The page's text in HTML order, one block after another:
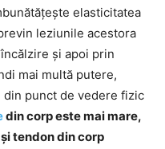
elasticitatea
leziunile acestora
și apoi prin
mai multă putere,
punct de vedere fizic
din corp este mai mare,
tendon din corp